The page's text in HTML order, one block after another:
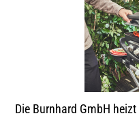
Die Burnhard GmbH